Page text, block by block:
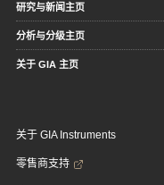
研究与新闻主页
分析与分级主页
关于 GIA 主页
关于 GIA Instruments
零售商支持